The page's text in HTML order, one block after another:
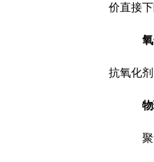
价直接下
抗氧化